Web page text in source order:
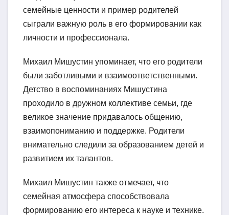
семейные ценности и пример родителей
сыграли важную роль в его формировании как
личности и профессионала.
Михаил Мишустин упоминает, что его родители
были заботливыми и взаимоответственными.
Детство в воспоминаниях Мишустина
проходило в дружном коллективе семьи, где
великое значение придавалось общению,
взаимопониманию и поддержке. Родители
внимательно следили за образованием детей и
развитием их талантов.
Михаил Мишустин также отмечает, что
семейная атмосфера способствовала
формированию его интереса к науке и технике.